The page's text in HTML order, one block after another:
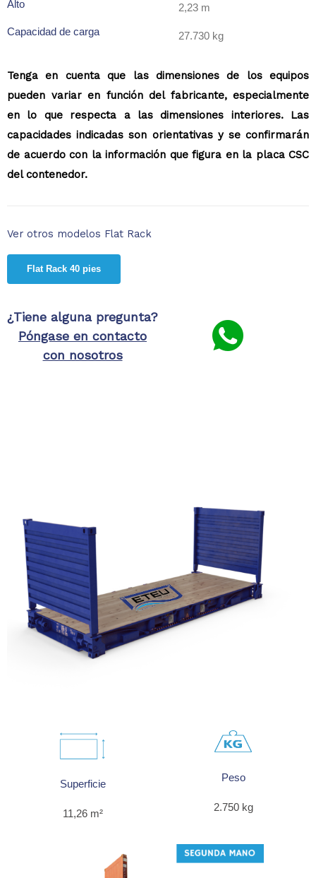
Superficie
11,26 m²
Peso
2.750 kg
Alto
Capacidad de carga
2,23 m
27.730 kg
Tenga en cuenta que las dimensiones de los equipos
pueden variar en función del fabricante, especialmente
en lo que respecta a las dimensiones interiores. Las
capacidades indicadas son orientativas y se confirmarán
de acuerdo con la información que figura en la placa CSC
del contenedor.
Ver otros modelos Flat Rack
Flat Rack 40 pies
¿Tiene alguna pregunta?
Póngase en contacto
con nosotros